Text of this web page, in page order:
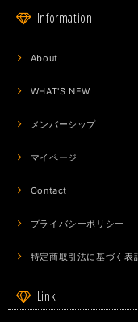
Information
About
WHAT'S NEW
メンバーシップ
マイページ
Contact
プライバシーポリシー
特定商取引法に基づく表
Link